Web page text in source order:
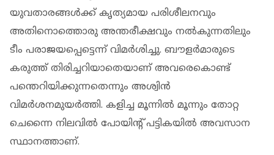
യുവതാരങ്ങൾക്ക് കൃത്യമായ പരിശീലനവും
അതിനൊത്തൊരു അന്തരീക്ഷവും നൽകുന്നതിലും
ടീം പരാജയപ്പെട്ടെന്ന് വിമർശിച്ചു. ബൗളർമാരുടെ
കരുത്ത് തിരിച്ചറിയാതെയാണ് അവരെകൊണ്ട്
പന്തെറിയിക്കുന്നതെന്നും അശ്വിൻ
വിമർശനമുയർത്തി. കളിച്ച മൂന്നിൽ മൂന്നും തോറ്റ
ചെന്നൈ നിലവിൽ പോയിന്റ് പട്ടികയിൽ അവസാന
സ്ഥാനത്താണ്.